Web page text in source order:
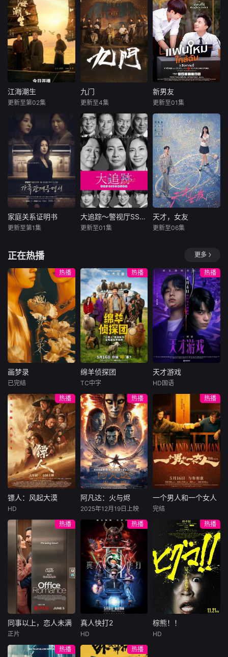
友，林知夏为表
（段钰饰）的
抗战时期，日伪大
肆发行伪钞，肆意
扰乱根据地金融秩
序、掠夺战略物
资。为守住敌后经
济命脉，我党革命
干部高景波、徐邵
梁等人临危受命，
在太行山根据地秘
密筹备冀南银行。
宝田深受革命精神
感召，挺身
一根网线连接了中
国鹿鸣村和英国牛
津，麦香通过视频
向米良宣告：婚不
结了。鹿鸣村开了
锅，村民大骂麦香
是叛徒。麦香是婚
症，从此走上虐心
旅途。米良火速回
出。米良不再相信
情感，空虚
该剧讲述了在
396旅与陆军步兵
学院联合举办的小
型军事演习中，郭
子剑因不满演习流
于形式，假传指令
要求真打实抗，虽
引发哗然，却获赏
识调任396旅一营
营长。他激发官兵
但在一次对抗中由
于失
江海潮生
郝平
本剧讲述了状元实
业家张謇创办大生
企业，实业报国的
故事。甲午战争
后，国家蒙羞，张
謇虽高中状元，却
渴望寻求强国之
路。他毅然弃政从
商，殚精竭虑，创
办了中国第一家民
等种种挫折后
江海潮生
更新至第02集
九门
曾舜晞
《九门》讲述了长
沙风云再起之时，
张启山（陈伟霆
饰）与吴老狗（曾
舜晞 饰）强强联
手，携手霍仙姑
（陈瑶 饰）与九门
诸人共赴冒险奇
局。一桩401部队
的神秘失踪事件，
派担当与家国大义
相互交织。九门众
人用热血和牺牲，
守护家园，共渡难
关。
九门
更新至4集
新男友
暂无内容
新男友
更新至01集
家庭关系证明书
本剧讲述的是从出
生瞬间开始就被打
上家庭崩溃烙印的
一个孩子和面对冷
酷的偏见和命运，
重新找回自己人生
的女性故事。
家庭关系证明书
更新至第1集
大追踪〜警视厅SSBC强行犯系〜第二季
在第二季中，
作为现代刑侦关键
力量的【警视厅SS
BC强行犯系】面
前，将出现比前作
更加棘手、更加难
以攻破的恶性犯罪
案件。随着高度保
密的通讯应用程
序、利用AI进行的
伪装操作等手段不
断出现，犯罪也变
得更加
大追踪〜警视厅SSBC强行犯系〜第二季
更新至01集
天才，女友
根据素光同同
名小说改编。江逾
白长大以后，林知
夏忽然对他说：“江
逾白，我喜欢你，
哲学和生物学意义
上的喜欢。”那个夜
晚，他脸颊微热，
还听见自己加速的
心跳声……
天才，女友
更新至06集
正在热播 更多
热播
画梦录
林柏叡
民国的上海滩，身
怀绝技的孤女画师
许雁真，意外与身
陷危局的融汇银行
总账姜心羽产生交
集。姜心羽遭人陷
害，只得与许雁真
结盟，彼时银行欲
将国宝名画低价卖
给外国人，许雁真
仿造名画、偷天换
日。几经波折，两
人联手在各方势力
的夹缝间巧妙周
旋，共历险阻，破
解重重困境。
画梦录
已完结
热播
绵羊侦探团
尼可拉斯·博朗
尼古拉斯·加利齐纳
牧羊人乔治
（休·杰克曼饰）最
爱给羊群读侦探小
说，没想到自己有
一天会离奇死亡。
他留下的3000万
巨额遗产，让每个
人貌似都有犯罪动
机。警察毫无头绪
“不务正业”迈出牧
场，追查牧羊人“躺
平
绵羊侦探团
TC中字
热播
天才游戏
李蔓瑄
穷途末路的天才少
年刘全龙（彭昱畅
饰），被偏执富家
公子陈伦（丁禹兮
饰）选中，被迫踏
入一场为他量身打
造的“换命游戏”。
豪华别墅、名车名
表、神秘女友全部
备齐，在陈伦的精
瞬间拥有顶配人
生。
天才游戏
HD国语
热播
镖人：风起大漠
于适
大漠之上，镖人、
官府、西域五大家
族等多方势力盘根
错节、暗潮涌动。
“天字第二号逃犯”
刀马接下特殊押镖
任务，和同伴一起
从西域护镖远赴长
安。不料，他们的
护送对象竟是“天字
郎……天下熙熙皆
镖人：风起大漠
HD
热播
阿凡达：火与烬
佐伊·索尔达娜
西格妮·韦弗
影片聚焦杰克·萨利
与奈蒂莉一家的命
运起伏，在前作的
情感余波之上，深
刻描绘一个家族在
战火中如何成长、
并共同守护血脉相
连的情感纽带的历
程，从而将故事推
维度。此外，潘多
阿凡达：火与烬
2025年12月19日上映
热播
一个男人和一个女人
周汉宁
男人（黄渤
饰）和女人（倪妮
饰）飞机同时落
地，入住同一家酒
店，成为一墙之隔
的邻居。不够隔音
的房间暴露了男人
和女人因生活暂停
陷入的困境，健
康、家庭、婚姻、
一个男人和一个女人
完结
热播
同事以上，恋人未满
布雷特·戈德斯坦
同事以上，恋人未满
正片
热播
真人快打2
阿德莱恩·鲁道夫
真人快打2
HD
热播
棕熊！！
棕熊！！
HD
热播
热播